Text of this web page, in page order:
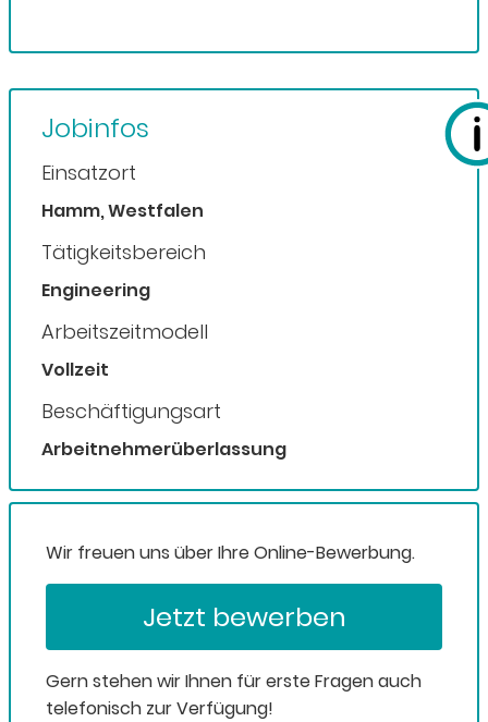
Jobinfos
Einsatzort
Hamm, Westfalen
Tätigkeitsbereich
Engineering
Arbeitszeitmodell
Vollzeit
Beschäftigungsart
Arbeitnehmerüberlassung
Wir freuen uns über Ihre Online-Bewerbung.
Jetzt bewerben
Gern stehen wir Ihnen für erste Fragen auch
telefonisch zur Verfügung!